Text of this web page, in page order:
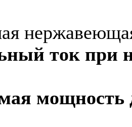
ток при
мощность